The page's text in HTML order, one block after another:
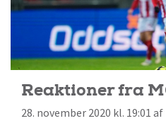
Reaktioner fra
28. november 2020 kl. 19:01